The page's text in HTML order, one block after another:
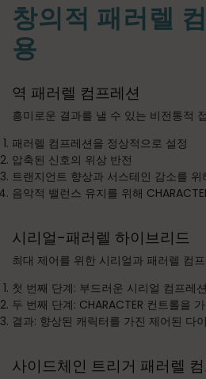
창의적 패러렐
용
역 패러렐 컴프레션
흥미로운 결과를 낼 수 있는 비전통적
패러렐 컴프레션을 정상적으로 설정
압축된 신호의 위상 반전
트랜지언트 향상과 서스테인 감소를
음악적 밸런스 유지를 위해
시리얼-패러렐 하이브리드
최대 제어를 위한 시리얼과 패러렐 컴
첫 번째 단계: 부드러운 시리얼 컴프레
두 번째 단계: CHARACTER 컨트롤을
결과: 향상된 캐릭터를 가진 제어된 다
사이드체인 트리거 패러렐